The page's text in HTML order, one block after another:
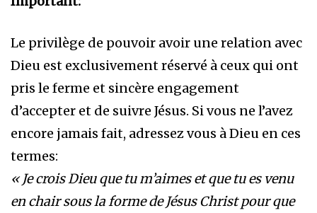
Le privilège de pouvoir avoir une relation avec
Dieu est exclusivement réservé à ceux qui ont
pris le ferme et sincère engagement
d’accepter et de suivre Jésus. Si vous ne l’avez
encore jamais fait, adressez vous à Dieu en ces
termes:
« Je crois Dieu que tu m’aimes et que tu es venu
en chair sous la forme de Jésus Christ pour que